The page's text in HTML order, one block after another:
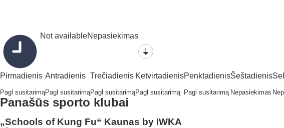
Not availableNepasiekimas
Pirmadienis
Pagl susitarimą
Antradienis
Pagl susitarimą
Trečiadienis
Pagl susitarimą
Ketvirtadienis
Pagl susitarimą
Penktadienis
Pagl susitarimą
Šeštadienis
Nepasiekimas
Panašūs sporto klubai
„Schools of Kung Fu“ Kaunas by IWKA